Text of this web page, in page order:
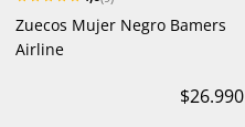
Zuecos Mujer Negro Bamers
Airline
$26.990